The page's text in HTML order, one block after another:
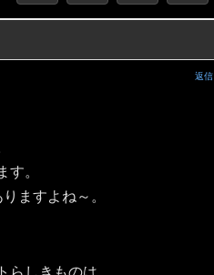
返信
。
ますよね～。
らしきものは